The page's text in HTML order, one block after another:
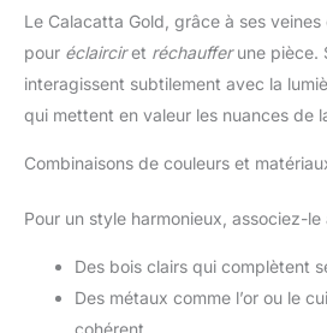
Le Calacatta Gold, grâce à ses
pour éclairciret réchaufferune pièce.
interagissent subtilement avec la
qui mettent en valeur les nuances de
Combinaisons de couleurs et
Pour un style harmonieux, associez-le
Des bois clairs qui complètent
Des métaux comme l’or ou le
cohérent